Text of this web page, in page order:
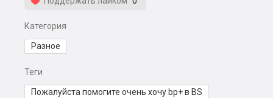
Категория
Разное
Теги
Пожалуйста помогите очень хочу bp+ в BS